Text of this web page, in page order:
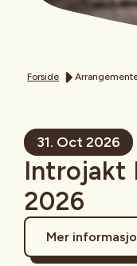
Forside
31. Oct 2026
Introjakt
2026
Mer